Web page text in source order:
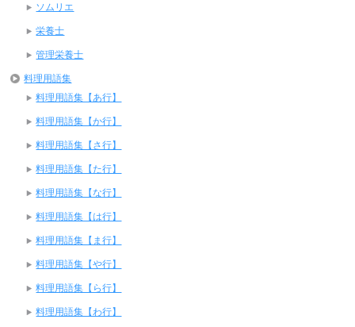
ソムリエ
栄養士
管理栄養士
料理用語集
料理用語集【あ行】
料理用語集【か行】
料理用語集【さ行】
料理用語集【た行】
料理用語集【な行】
料理用語集【は行】
料理用語集【ま行】
料理用語集【や行】
料理用語集【ら行】
料理用語集【わ行】